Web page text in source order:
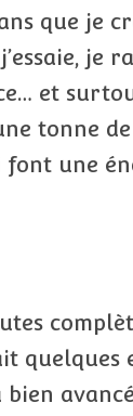
que je
je
et
tonne
font une
quelques
bien